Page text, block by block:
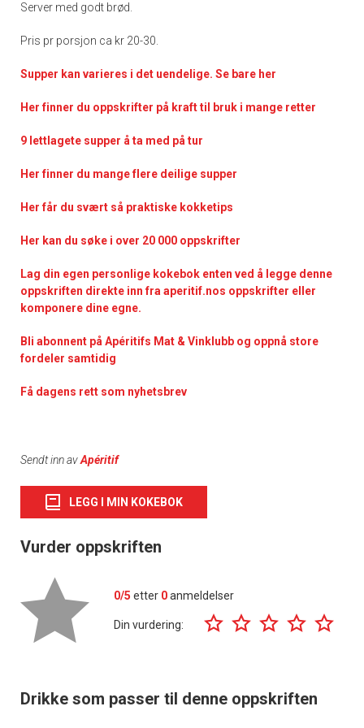
Server med godt brød.
Pris pr porsjon ca kr 20-30.
Supper kan varieres i det uendelige. Se bare her
Her finner du oppskrifter på kraft til bruk i mange retter
9 lettlagete supper å ta med på tur
Her finner du mange flere deilige supper
Her får du svært så praktiske kokketips
Her kan du søke i over 20 000 oppskrifter
Lag din egen personlige kokebok enten ved å legge denne
oppskriften direkte inn fra aperitif.nos oppskrifter eller
komponere dine egne.
Bli abonnent på Apéritifs Mat & Vinklubb og oppnå store
fordeler samtidig
Få dagens rett som nyhetsbrev
Sendt inn avApéritif
LEGG I MIN KOKEBOK
Vurder oppskriften
0/5 etter 0anmeldelser
Din vurdering:
Drikke som passer til denne oppskriften